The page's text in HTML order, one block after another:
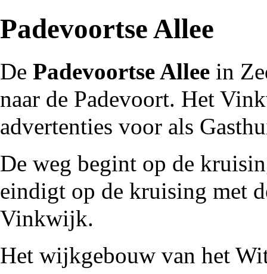
Padevoortse Allee
De Padevoortse Allee in
naar de Padevoort. Het
advertenties voor als
De weg begint op de
eindigt op de kruising met
Vinkwijk.
Het wijkgebouw van het